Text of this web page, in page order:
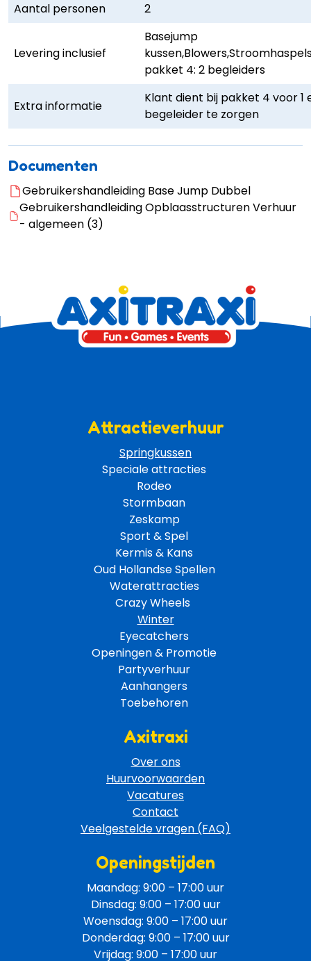
Aantal personen
2
Levering inclusief
Basejump
pakket 4: 2 begleiders
Extra informatie
Klant dient bij pakket 4 voor 1
begeleider te zorgen
Documenten
Gebruikershandleiding Base Jump Dubbel
Gebruikershandleiding Opblaasstructuren Verhuur
- algemeen (3)
Attractieverhuur
Springkussen
Speciale attracties
Rodeo
Stormbaan
Zeskamp
Sport & Spel
Kermis & Kans
Oud Hollandse Spellen
Waterattracties
Crazy Wheels
Winter
Eyecatchers
Openingen & Promotie
Partyverhuur
Aanhangers
Toebehoren
Axitraxi
Over ons
Huurvoorwaarden
Vacatures
Contact
Veelgestelde vragen (FAQ)
Openingstijden
Maandag: 9:00 – 17:00 uur
Dinsdag: 9:00 – 17:00 uur
Woensdag: 9:00 – 17:00 uur
Donderdag: 9:00 – 17:00 uur
Vrijdag: 9:00 – 17:00 uur